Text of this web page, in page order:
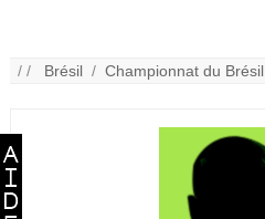
/ / Brésil /Championnat du Brésil